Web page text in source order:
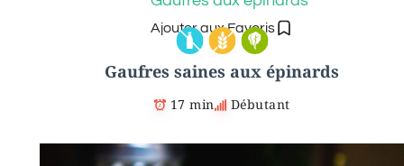
Ajouter aux Favoris
Gaufres saines aux épinards
17 min Débutant